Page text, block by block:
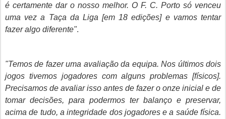
é certamente dar o nosso melhor. O F. C. Porto só venceu
uma vez a Taça da Liga [em 18 edições] e vamos tentar
fazer algo diferente".
"Temos de fazer uma avaliação da equipa. Nos últimos dois
jogos tivemos jogadores com alguns problemas [físicos].
Precisamos de avaliar isso antes de fazer o onze inicial e de
tomar decisões, para podermos ter balanço e preservar,
acima de tudo, a integridade dos jogadores e a saúde física.